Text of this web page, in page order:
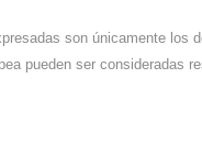
son únicamente los
pueden ser consideradas